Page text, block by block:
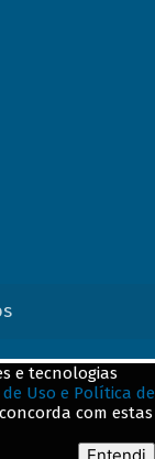
e tecnologias
de Uso e Política de
com estas